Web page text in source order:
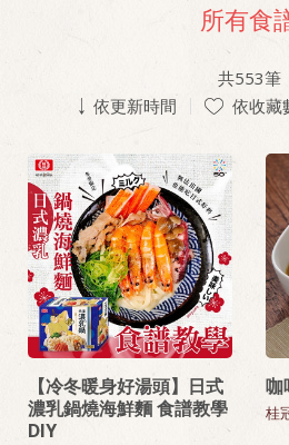
所有食
共553筆
依更新時間
依收藏
【冷冬暖身好湯頭】日式
濃乳鍋燒海鮮麵 食譜教學
DIY
咖
桂